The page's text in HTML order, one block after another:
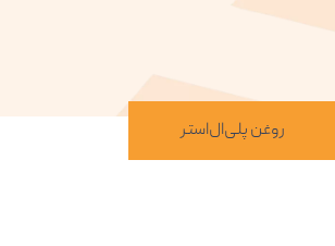
روغن پلی‌ال‌استر